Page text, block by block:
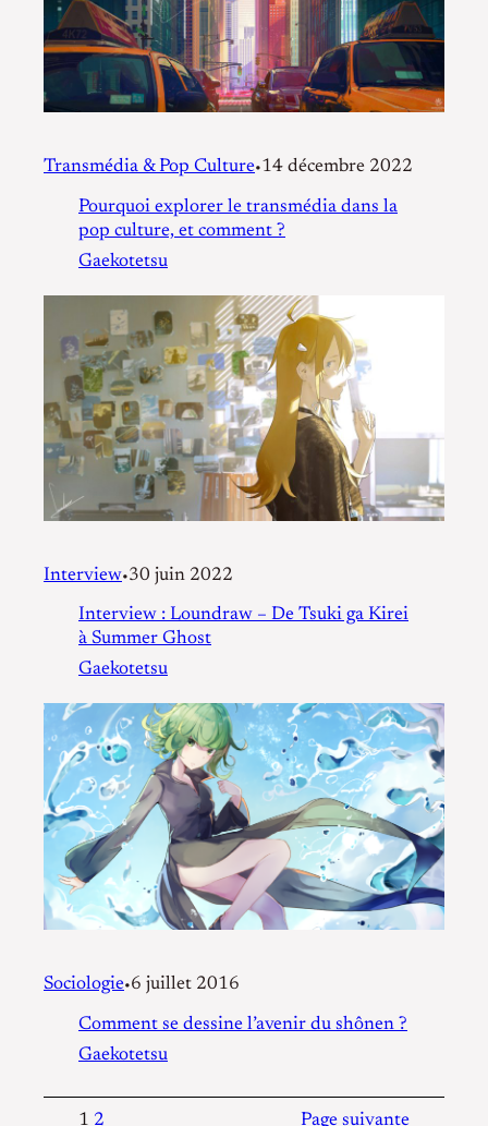
Transmédia & Pop Culture•14 décembre 2022
Pourquoi explorer le transmédia dans la
pop culture, et comment ?
Gaekotetsu
Interview•30 juin 2022
Interview : Loundraw – De Tsuki ga Kirei
à Summer Ghost
Gaekotetsu
Sociologie•6 juillet 2016
Comment se dessine l’avenir du shônen ?
Gaekotetsu
1 2 Page suivante